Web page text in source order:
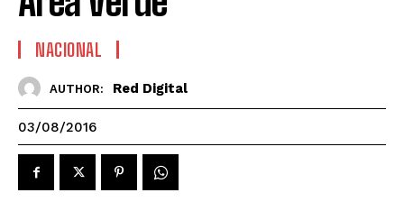
NACIONAL
AUTHOR: Red Digital
03/08/2016